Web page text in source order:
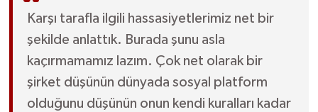
Karşı tarafla ilgili hassasiyetlerimiz net bir
şekilde anlattık. Burada şunu asla
kaçırmamamız lazım. Çok net olarak bir
şirket düşünün dünyada sosyal platform
olduğunu düşünün onun kendi kuralları kadar